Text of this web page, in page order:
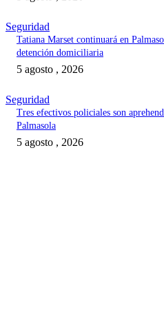
Seguridad
Tatiana Marset continuará en
detención domiciliaria
5 agosto , 2026
Seguridad
Tres efectivos policiales son
Palmasola
5 agosto , 2026